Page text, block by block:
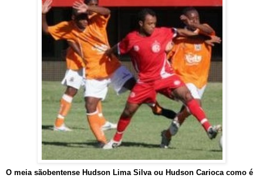
O meia sãobentense Hudson Lima Silva ou Hudson Carioca como é